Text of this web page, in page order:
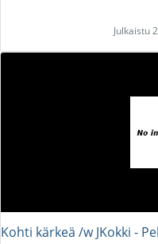
Julkaistu
Kohti kärkeä /w JKokki -